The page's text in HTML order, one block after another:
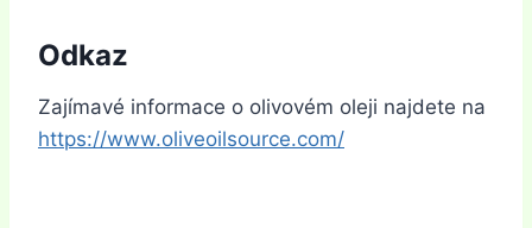
Odkaz
Zajímavé informace o olivovém oleji najdete na
https://www.oliveoilsource.com/